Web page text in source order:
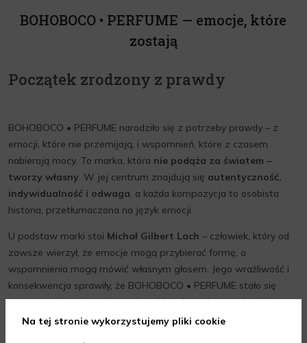
BOHOBOCO • PERFUME — emocje, które
zostają
Początek zrodzony z prawdy
BOHOBOCO • PERFUME narodziło się z potrzeby prawdy – z
emocji, które nie przemijają, i wspomnień, które z czasem
nabierają mocy. To marka, która nie podąża za światem –
tworzy własny. W jej centrum znajdują się autentyczność,
indywidualność i odwaga, a każda kompozycja to osobista
historia, przetłumaczona na język emocji.
U podstaw marki stoi Michał Gilbert Lach – człowiek, który od
zawsze wierzył, że emocje mogą przybierać formę, a
wspomnienia mogą mówić własnym głosem. Jego wrażliwość i
konsekwencja sprawiły, że BOHOBOCO • PERFUME stało się
przestrzenią, w której prawda nabiera kształtu, a człowiek –
znaczenia.
Na tej stronie wykorzystujemy pliki cookie